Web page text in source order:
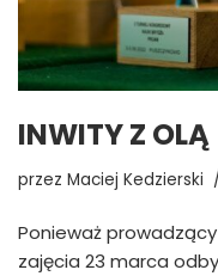
INWITY Z OLĄ
przez Maciej Kedzierski
Ponieważ
zajęcia 23 marca